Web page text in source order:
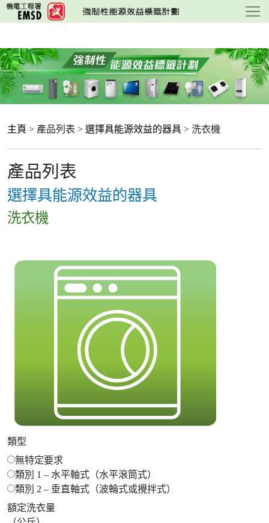
跳
至
要
內
容
主頁 > 產品列表 > 選擇具能源效益的器具 > 洗衣機
產品列表
選擇具能源效益的器具
洗衣機
類型
無特定要求
類別 1 – 水平軸式（水平滾筒式）
類別 2 – 垂直軸式（波輪式或攪拌式）
額定洗衣量